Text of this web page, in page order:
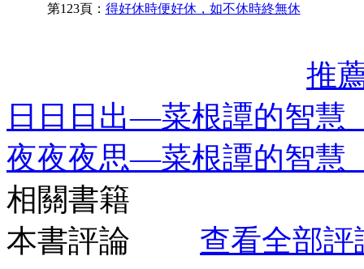
第123頁： 得好休時便好休，如不休時終無休
推
日日日出—菜根譚的智
夜夜夜思—菜根譚的智
相關書籍
本書評論
查看全部評